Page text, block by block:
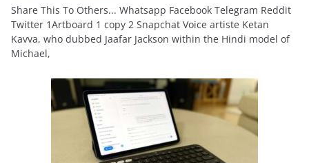
Share This To Others... Whatsapp Facebook Telegram Reddit
Twitter 1Artboard 1 copy 2 Snapchat Voice artiste Ketan
Kavva, who dubbed Jaafar Jackson within the Hindi model of
Michael,